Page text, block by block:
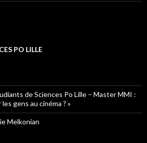
PO LILLE
de Sciences Po Lille – Master MMI :
gens au cinéma ? »
Melkonian